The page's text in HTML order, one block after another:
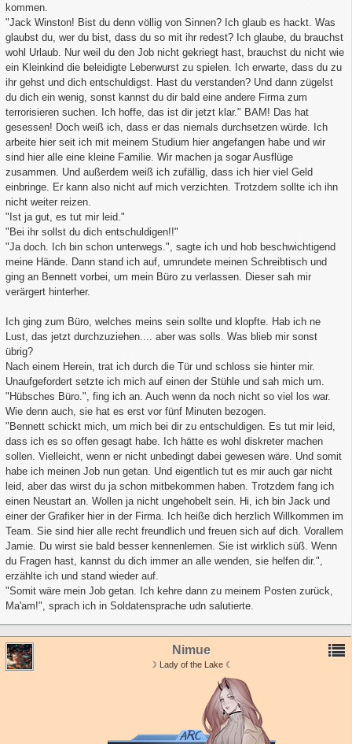
kommen.
"Jack Winston! Bist du denn völlig von Sinnen? Ich glaub es hackt. Was
glaubst du, wer du bist, dass du so mit ihr redest? Ich glaube, du brauchst
wohl Urlaub. Nur weil du den Job nicht gekriegt hast, brauchst du nicht wie
ein Kleinkind die beleidigte Leberwurst zu spielen. Ich erwarte, dass du zu
ihr gehst und dich entschuldigst. Hast du verstanden? Und dann zügelst
du dich ein wenig, sonst kannst du dir bald eine andere Firma zum
terrorisieren suchen. Ich hoffe, das ist dir jetzt klar." BAM! Das hat
gesessen! Doch weiß ich, dass er das niemals durchsetzen würde. Ich
arbeite hier seit ich mit meinem Studium hier angefangen habe und wir
sind hier alle eine kleine Familie. Wir machen ja sogar Ausflüge
zusammen. Und außerdem weiß ich zufällig, dass ich hier viel Geld
einbringe. Er kann also nicht auf mich verzichten. Trotzdem sollte ich ihn
nicht weiter reizen.
"Ist ja gut, es tut mir leid."
"Bei ihr sollst du dich entschuldigen!!"
"Ja doch. Ich bin schon unterwegs.", sagte ich und hob beschwichtigend
meine Hände. Dann stand ich auf, umrundete meinen Schreibtisch und
ging an Bennett vorbei, um mein Büro zu verlassen. Dieser sah mir
verärgert hinterher.
Ich ging zum Büro, welches meins sein sollte und klopfte. Hab ich ne
Lust, das jetzt durchzuziehen.... aber was solls. Was blieb mir sonst
übrig?
Nach einem Herein, trat ich durch die Tür und schloss sie hinter mir.
Unaufgefordert setzte ich mich auf einen der Stühle und sah mich um.
"Hübsches Büro.", fing ich an. Auch wenn da noch nicht so viel los war.
Wie denn auch, sie hat es erst vor fünf Minuten bezogen.
"Bennett schickt mich, um mich bei dir zu entschuldigen. Es tut mir leid,
dass ich es so offen gesagt habe. Ich hätte es wohl diskreter machen
sollen. Vielleicht, wenn er nicht unbedingt dabei gewesen wäre. Und somit
habe ich meinen Job nun getan. Und eigentlich tut es mir auch gar nicht
leid, aber das wirst du ja schon mitbekommen haben. Trotzdem fang ich
einen Neustart an. Wollen ja nicht ungehobelt sein. Hi, ich bin Jack und
einer der Grafiker hier in der Firma. Ich heiße dich herzlich Willkommen im
Team. Sie sind hier alle recht freundlich und freuen sich auf dich. Vorallem
Jamie. Du wirst sie bald besser kennenlernen. Sie ist wirklich süß. Wenn
du Fragen hast, kannst du dich immer an alle wenden, sie helfen dir.",
erzählte ich und stand wieder auf.
"Somit wäre mein Job getan. Ich kehre dann zu meinem Posten zurück,
Ma'am!", sprach ich in Soldatensprache udn salutierte.
Nimue
☽ Lady of the Lake ☾